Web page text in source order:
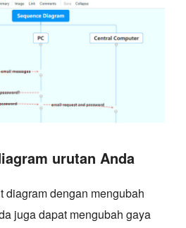
urutan Anda
diagram dengan mengubah
juga dapat mengubah gaya